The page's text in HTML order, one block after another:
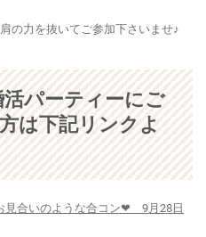
の力を抜いてご参加下さいませ♪
パーティーにご
は下記リンクよ
見合いのような合コン❤ 9月28日